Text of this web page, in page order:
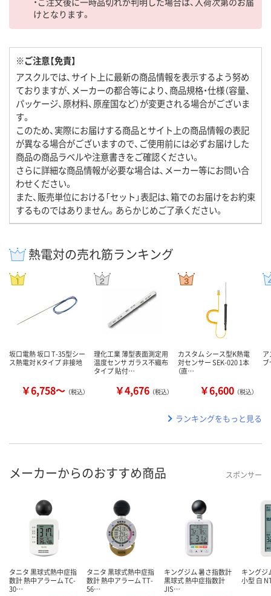
けとなります。
※ご注意【免責】
アスクルでは、サイト上に最新の商品情報を表示するよう努め
ておりますが、メーカーの都合等により、商品規格・仕様（容量、
パッケージ、原材料、原産国など）が変更される場合がございま
す。
このため、実際にお届けする商品とサイト上の商品情報の表記
が異なる場合がございますので、ご使用前には必ずお届けした
商品の商品ラベルや注意書きをご確認ください。
さらに詳細な商品情報が必要な場合は、メーカー等にお問い合
わせください。
また、販売単位における「セット」表記は、箱でのお届けをお約束
するものではありません。あらかじめご了承ください。
熱電対の売れ筋ランキング
坂口電熱 坂口 T-35型シー
ス熱電対 Kタイプ 非接地
￥6,758～ （税込）
理化工業 薄型表面測定用
温度センサ ガラス不織布
タイプ 貼付…
￥4,676 （税込）
カスタム シース型K熱電
対センサー SEK-020 1本
（直…
￥6,600 （税込）
ランキングをもっと見る
メーカーからのおすすめ商品 スポンサー
タニタ 黒球式熱中症指
数計 熱中アラーム TC-
30…
タニタ 黒球式熱中症指
数計 熱中アラーム TT-
56…
キングジム 暑さ指数計
黒球式 熱中症指数計
JIS…
キングジ
小型 白